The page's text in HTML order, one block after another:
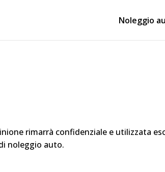
Noleggio
rimarrà confidenziale e utilizzata
noleggio auto.